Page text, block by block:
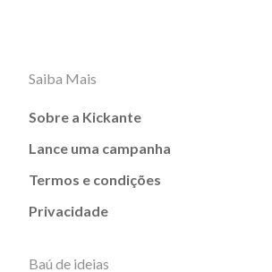
Saiba Mais
Sobre a Kickante
Lance uma campanha
Termos e condições
Privacidade
Baú de ideias